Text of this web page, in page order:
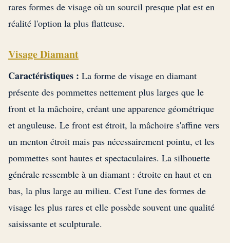
rares formes de visage où un sourcil presque plat est en
réalité l'option la plus flatteuse.
Visage Diamant
Caractéristiques : La forme de visage en diamant
présente des pommettes nettement plus larges que le
front et la mâchoire, créant une apparence géométrique
et anguleuse. Le front est étroit, la mâchoire s'affine vers
un menton étroit mais pas nécessairement pointu, et les
pommettes sont hautes et spectaculaires. La silhouette
générale ressemble à un diamant : étroite en haut et en
bas, la plus large au milieu. C'est l'une des formes de
visage les plus rares et elle possède souvent une qualité
saisissante et sculpturale.